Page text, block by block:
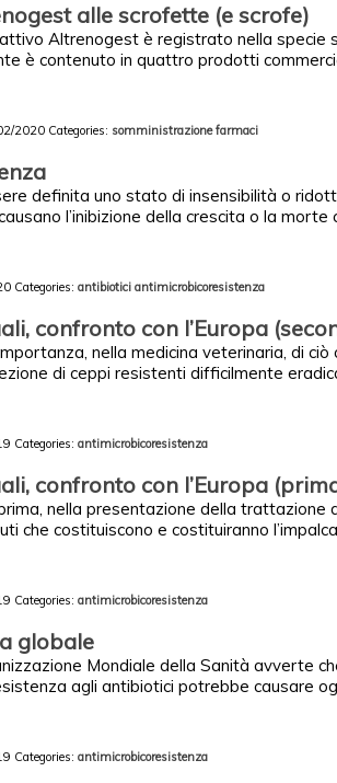
alle scrofette (e scrofe)
Altrenogest è registrato nella specie
è contenuto in quattro prodotti
2020 Categories: somministrazione farmaci
definita uno stato di insensibilità o
l’inibizione della crescita o la morte
Categories: antibiotici antimicrobicoresistenza
confronto con l’Europa
nella medicina veterinaria, di ciò
di ceppi resistenti difficilmente
Categories: antimicrobicoresistenza
confronto con l’Europa
nella presentazione della trattazione
che costituiscono e costituiranno
Categories: antimicrobicoresistenza
globale
Mondiale della Sanità avverte
agli antibiotici potrebbe causare
Categories: antimicrobicoresistenza